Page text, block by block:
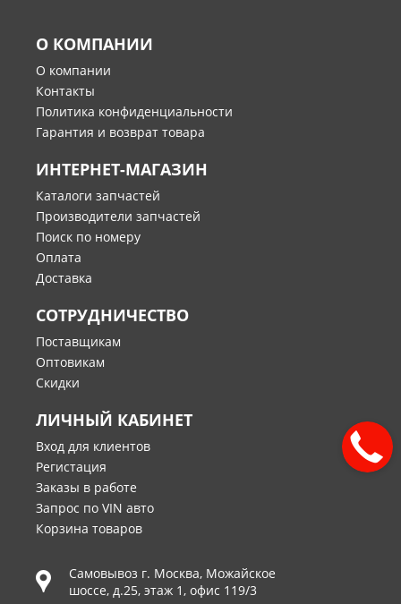
О КОМПАНИИ
О компании
Контакты
Политика конфиденциальности
Гарантия и возврат товара
ИНТЕРНЕТ-МАГАЗИН
Каталоги запчастей
Производители запчастей
Поиск по номеру
Оплата
Доставка
СОТРУДНИЧЕСТВО
Поставщикам
Оптовикам
Скидки
ЛИЧНЫЙ КАБИНЕТ
Вход для клиентов
Регистация
Заказы в работе
Запрос по VIN авто
Корзина товаров
Самовывоз г. Москва, Можайское
шоссе, д.25, этаж 1, офис 119/3